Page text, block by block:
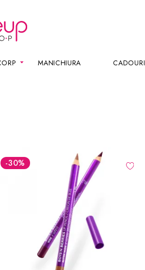
MANICHIURA CADOURI
-30%